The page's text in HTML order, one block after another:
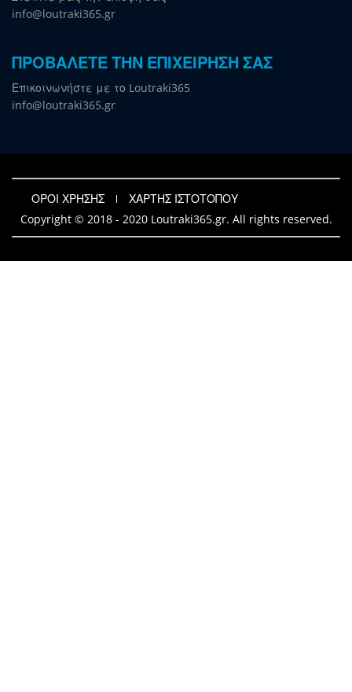
info@loutraki365.gr
ΠΡΟΒΑΛΕΤΕ ΤΗΝ ΕΠΙΧΕΙΡΗΣΗ ΣΑΣ
Επικοινωνήστε με το Loutraki365
info@loutraki365.gr
ΟΡΟΙ ΧΡΗΣΗΣ
ΧΑΡΤΗΣ ΙΣΤΟΤΟΠΟΥ
Copyright © 2018 - 2020 Loutraki365.gr. All rights reserved.